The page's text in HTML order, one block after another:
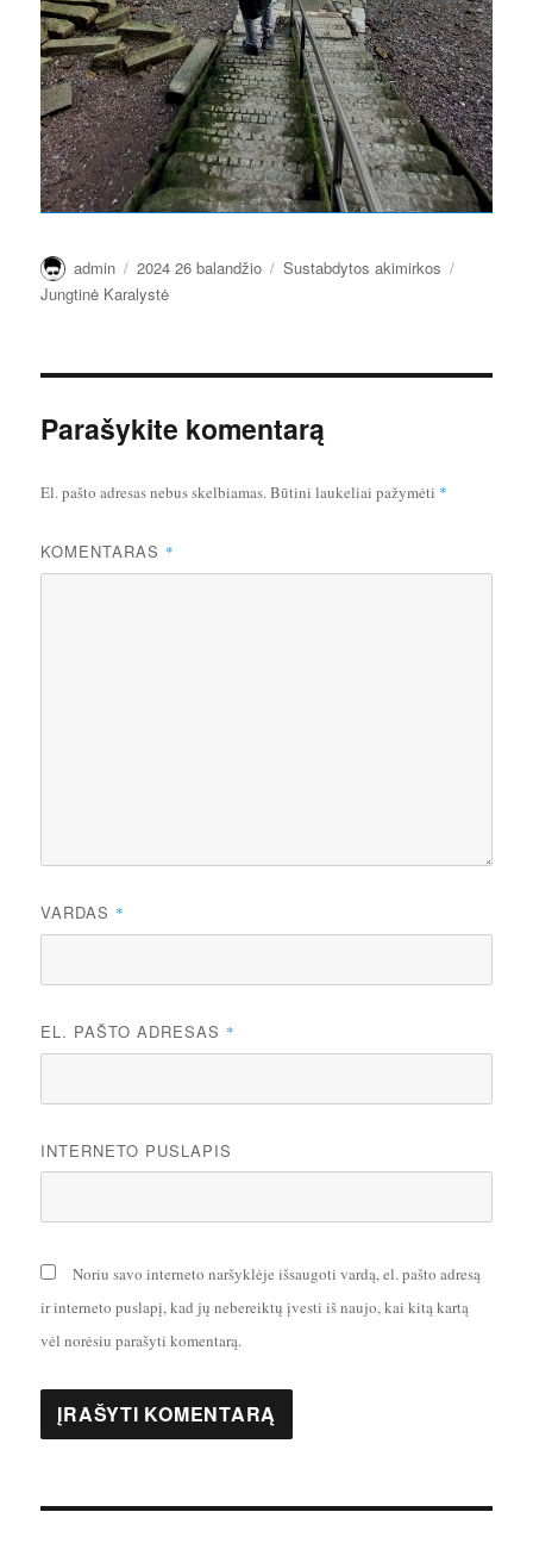
Autorius
admin Paskelbta
2024 26 balandžio Kategorijos
Sustabdytos akimirkos
Jungtinė Karalystė
Parašykite komentarą
El. pašto adresas nebus skelbiamas.Būtini laukeliai pažymėti *
KOMENTARAS *
VARDAS *
EL. PAŠTO ADRESAS *
INTERNETO PUSLAPIS
Noriu savo interneto naršyklėje išsaugoti vardą, el. pašto adresą
ir interneto puslapį, kad jų nebereiktų įvesti iš naujo, kai kitą kartą
vėl norėsiu parašyti komentarą.